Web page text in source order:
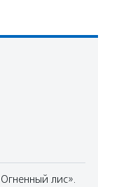
лис».